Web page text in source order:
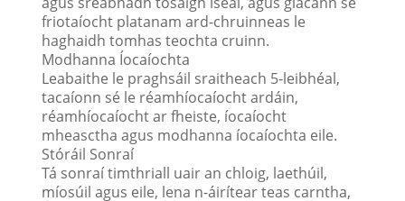
friotaíocht platanam ard-chruinneas le
haghaidh tomhas teochta cruinn.
Modhanna Íocaíochta
Leabaithe le praghsáil sraitheach 5-leibhéal,
tacaíonn sé le réamhíocaíocht ardáin,
réamhíocaíocht ar fheiste, íocaíocht
mheasctha agus modhanna íocaíochta eile.
Stóráil Sonraí
Tá sonraí timthriall uair an chloig, laethúil,
míosúil agus eile, lena n-áirítear teas carntha,